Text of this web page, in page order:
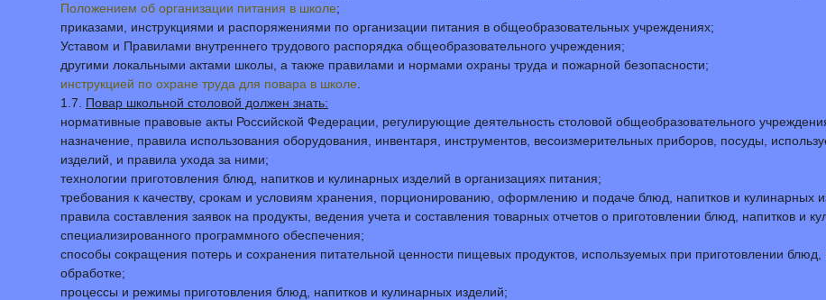
Положением об организации питания в школе;
приказами, инструкциями и распоряжениями по организации питания в общеобразовательных учреждениях;
Уставом и Правилами внутреннего трудового распорядка общеобразовательного учреждения;
другими локальными актами школы, а также правилами и нормами охраны труда и пожарной безопасности;
инструкцией по охране труда для повара в школе
1.7. Повар школьной столовой должен знать:
нормативные правовые акты Российской Федерации, регулирующие деятельность столовой общеобразовательного
назначение, правила использования оборудования, инвентаря, инструментов, весоизмерительных приборов, посуды,
изделий, и правила ухода за ними;
технологии приготовления блюд, напитков и кулинарных изделий в организациях питания;
требования к качеству, срокам и условиям хранения, порционированию, оформлению и подаче блюд, напитков и кулинарных
правила составления заявок на продукты, ведения учета и составления товарных отчетов о приготовлении блюд, напитков и
специализированного программного обеспечения;
способы сокращения потерь и сохранения питательной ценности пищевых продуктов, используемых при приготовлении
обработке;
процессы и режимы приготовления блюд, напитков и кулинарных изделий;